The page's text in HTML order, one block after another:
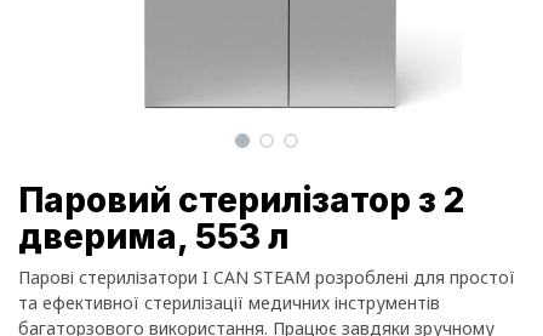
Паровий стерилізатор з 2
дверима, 553 л
Парові стерилізатори I CAN STEAM розроблені для простої
та ефективної стерилізації медичних інструментів
багаторзового використання. Працює завдяки зручному